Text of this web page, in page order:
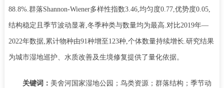
88.8%.群落Shannon-Wiener多样性指数3.46,均匀度0.77,优势度0.05,
结构稳定且季节波动显著,冬季种类与数量均为最高.对比2019年—
2022年数据, 累计物种由91种增至 123种,个体数量持续增长.研究结果
为城市湿地巡护、水质改善及生境修复提供了量化依据。
关键词： 美舍河国家湿地公园；鸟类资源；群落结构；季节动